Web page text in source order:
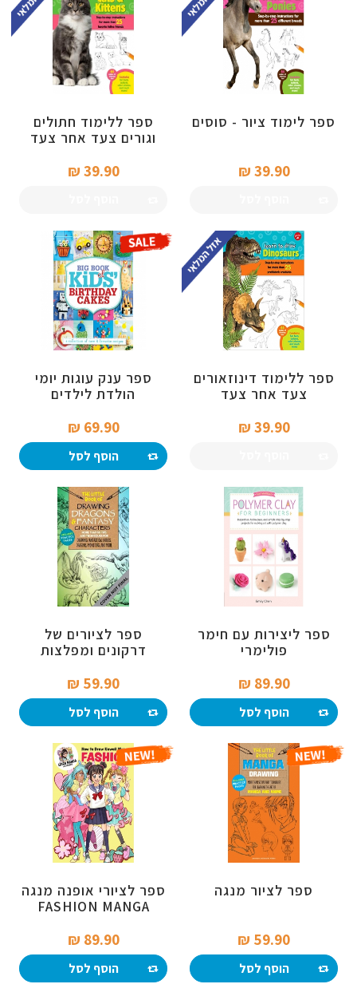
ספר לימוד ציור - סוסים
39.90 ₪‎
ספר ללימוד חתולים
וגורים צעד אחר צעד
39.90 ₪‎
ספר ללימוד דינוזאורים
צעד אחר צעד
39.90 ₪‎
ספר ענק עוגות יומי
הולדת לילדים
69.90 ₪‎
הוסף לסל
ספר ליצירות עם חימר
פולימרי
89.90 ₪‎
הוסף לסל
ספר לציורים של
דרקונים ומפלצות
59.90 ₪‎
הוסף לסל
ספר לציור מנגה
59.90 ₪‎
הוסף לסל
ספר לציורי אופנה מנגה
FASHION MANGA
89.90 ₪‎
הוסף לסל